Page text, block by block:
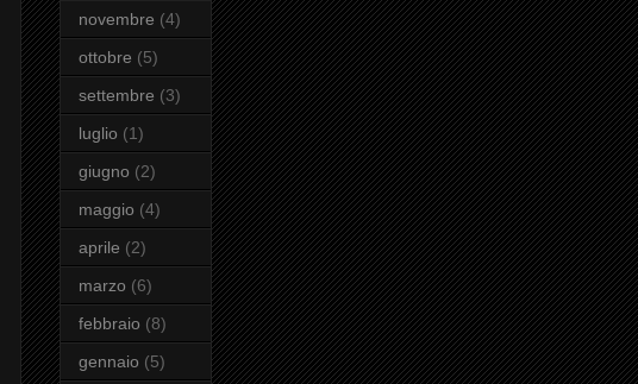
novembre (4)
ottobre (5)
settembre (3)
luglio (1)
giugno (2)
maggio (4)
aprile (2)
marzo (6)
febbraio (8)
gennaio (5)